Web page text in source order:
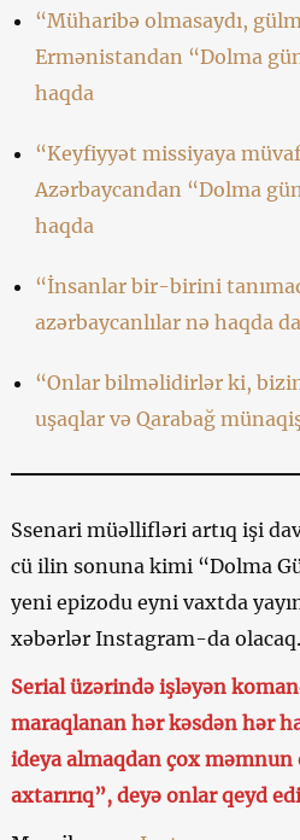
“Müharibə olmasaydı,
Ermənistandan “Dolma
haqda
“Keyfiyyət missiyaya
Azərbaycandan “Dolma
haqda
“İnsanlar bir-birini
azərbaycanlılar nə haqda
“Onlar bilməlidirlər ki,
uşaqlar və Qarabağ
Ssenari müəllifləri artıq işi
cü ilin sonuna kimi “Dolma
yeni epizodu eyni vaxtda
xəbərlər Instagram-da olacaq.
Serial üzərində işləyən
maraqlanan hər kəsdən hər
ideya almaqdan çox məmnun
axtarırıq”, deyə onlar qeyd